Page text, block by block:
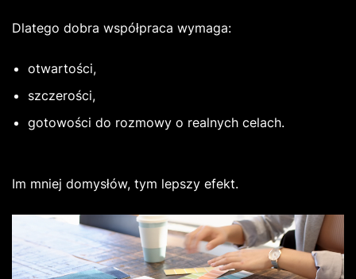
Dlatego dobra współpraca wymaga:
otwartości,
szczerości,
gotowości do rozmowy o realnych celach.
Im mniej domysłów, tym lepszy efekt.